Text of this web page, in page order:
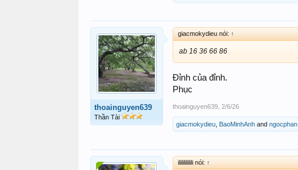
thoainguyen639
Thần Tài
giacmokydieu nói: ↑
ab 16 36 66 86
Đỉnh của đỉnh.
Phục
thoainguyen639 2/6/26
giacmokydieu BaoMinhAnh and ngocphan
ilililililili nói: ↑